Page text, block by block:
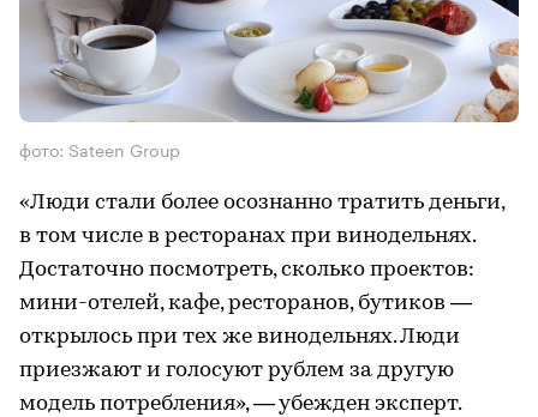
фото: Sateen Group
«Люди стали более осознанно тратить деньги,
в том числе в ресторанах при винодельнях.
Достаточно посмотреть, сколько проектов:
мини-отелей, кафе, ресторанов, бутиков —
открылось при тех же винодельнях. Люди
приезжают и голосуют рублем за другую
модель потребления», — убежден эксперт.